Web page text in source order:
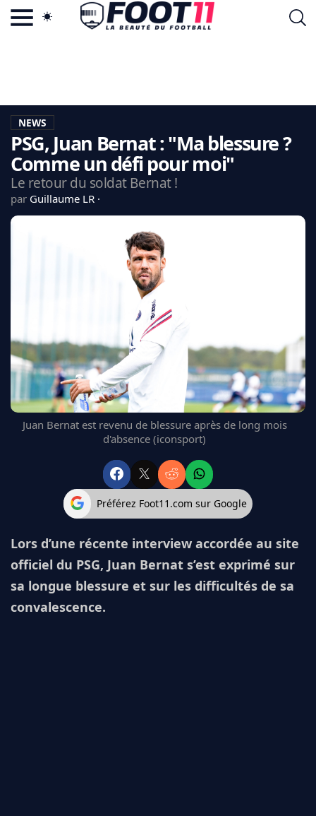
LA CHARTE
VIE PRIVÉE
CGU
CONTACTEZ-NOUS
MANCHESTER UNITED
CHELSEA
ARSENAL
BAYERN
L'AVIS DE LA RÉDAC'
NEWS
PSG, Juan Bernat : "Ma blessure ?
Comme un défi pour moi"
Le retour du soldat Bernat !
par Guillaume LR
Juan Bernat est revenu de blessure après de long mois
d'absence (iconsport)
Préférez Foot11.com sur Google
Lors d’une récente interview accordée au site
officiel du PSG, Juan Bernat s’est exprimé sur
sa longue blessure et sur les difficultés de sa
convalescence.